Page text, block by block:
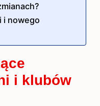
i nowego
i klubów